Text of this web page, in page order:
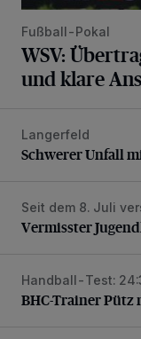
Fußball-Pokal
WSV:
und klare
Schwerer Unfall
Langerfeld
Schwerer Unfall
Vermisster
Seit dem 8. Juli
Vermisster
BHC-Trainer Pütz
Handball-Test:
BHC-Trainer